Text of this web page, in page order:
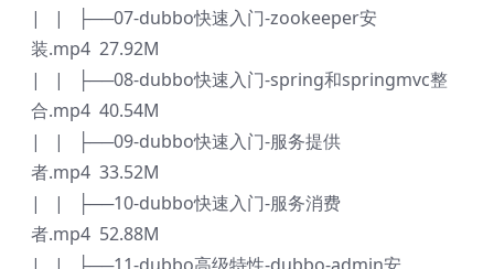
| | ├──07-dubbo快速入门-zookeeper安
装.mp4 27.92M
| | ├──08-dubbo快速入门-spring和springmvc整
合.mp4 40.54M
| | ├──09-dubbo快速入门-服务提供
者.mp4 33.52M
| | ├──10-dubbo快速入门-服务消费
者.mp4 52.88M